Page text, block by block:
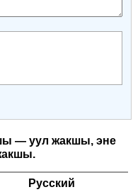
— уул жакшы, эне
Русский